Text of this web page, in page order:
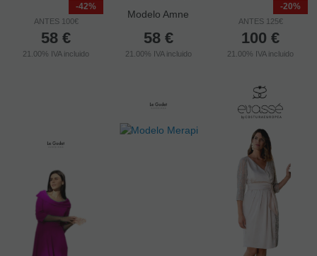
-42%
ANTES 100€
58 €
21.00% IVA incluido
Modelo Amne
58 €
21.00% IVA incluido
-20%
ANTES 125€
100 €
21.00% IVA incluido